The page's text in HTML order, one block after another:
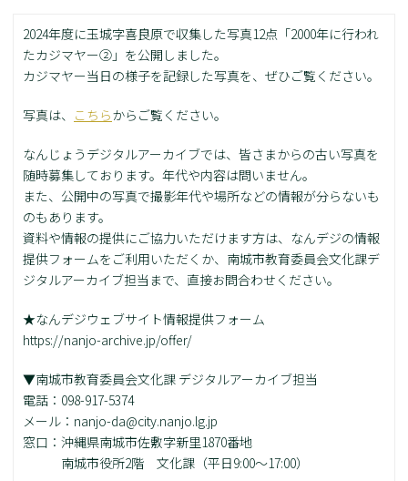
2024年度に玉城字喜良原で収集した写真12点「2000年に行われ
たカジマヤー②」を公開しました。
カジマヤー当日の様子を記録した写真を、ぜひご覧ください。
写真は、 こちらからご覧ください。
なんじょうデジタルアーカイブでは、皆さまからの古い写真を
随時募集しております。年代や内容は問いません。
また、公開中の写真で撮影年代や場所などの情報が分らないも
のもあります。
資料や情報の提供にご協力いただけます方は、なんデジの情報
提供フォームをご利用いただくか、南城市教育委員会文化課デ
ジタルアーカイブ担当まで、直接お問合わせください。
★なんデジウェブサイト情報提供フォーム
https://nanjo-archive.jp/offer/
▼南城市教育委員会文化課 デジタルアーカイブ担当
電話：098-917-5374
メール：nanjo-da@city.nanjo.lg.jp
窓口：沖縄県南城市佐敷字新里1870番地
南城市役所2階 文化課（平日9:00～17:00）